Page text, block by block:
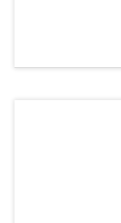
تشتكي منها
البيوت ، ما دفع
عمل
بما يوفر
تسوية فيما